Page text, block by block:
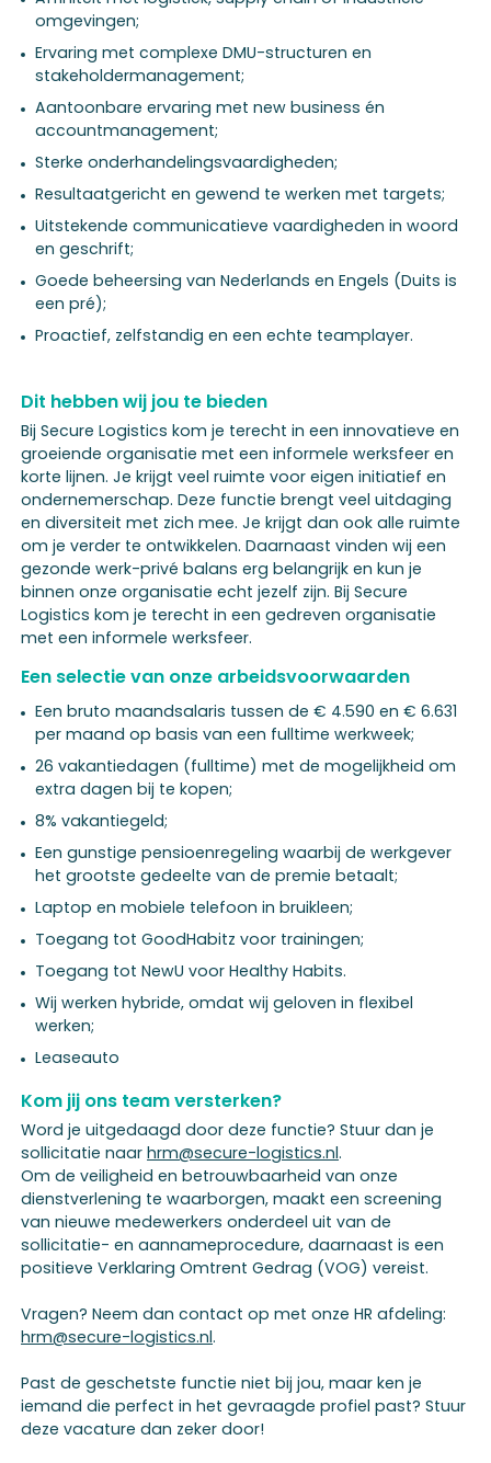
omgevingen;
Ervaring met complexe DMU-structuren en
stakeholdermanagement;
Aantoonbare ervaring met new business én
accountmanagement;
Sterke onderhandelingsvaardigheden;
Resultaatgericht en gewend te werken met targets;
Uitstekende communicatieve vaardigheden in woord
en geschrift;
Goede beheersing van Nederlands en Engels (Duits is
een pré);
Proactief, zelfstandig en een echte teamplayer.
Dit hebben wij jou te bieden
Bij Secure Logistics kom je terecht in een innovatieve en
groeiende organisatie met een informele werksfeer en
korte lijnen. Je krijgt veel ruimte voor eigen initiatief en
ondernemerschap. Deze functie brengt veel uitdaging
en diversiteit met zich mee. Je krijgt dan ook alle ruimte
om je verder te ontwikkelen. Daarnaast vinden wij een
gezonde werk-privé balans erg belangrijk en kun je
binnen onze organisatie echt jezelf zijn. Bij Secure
Logistics kom je terecht in een gedreven organisatie
met een informele werksfeer.
Een selectie van onze arbeidsvoorwaarden
Een bruto maandsalaris tussen de € 4.590 en € 6.631
per maand op basis van een fulltime werkweek;
26 vakantiedagen (fulltime) met de mogelijkheid om
extra dagen bij te kopen;
8% vakantiegeld;
Een gunstige pensioenregeling waarbij de werkgever
het grootste gedeelte van de premie betaalt;
Laptop en mobiele telefoon in bruikleen;
Toegang tot GoodHabitz voor trainingen;
Toegang tot NewU voor Healthy Habits.
Wij werken hybride, omdat wij geloven in flexibel
werken;
Leaseauto
Kom jij ons team versterken?
Word je uitgedaagd door deze functie? Stuur dan je
sollicitatie naarhrm@secure-logistics.nl.
Om de veiligheid en betrouwbaarheid van onze
dienstverlening te waarborgen, maakt een screening
van nieuwe medewerkers onderdeel uit van de
sollicitatie- en aannameprocedure, daarnaast is een
positieve Verklaring Omtrent Gedrag (VOG) vereist.
Vragen? Neem dan contact op met onze HR afdeling:
hrm@secure-logistics.nl.
Past de geschetste functie niet bij jou, maar ken je
iemand die perfect in het gevraagde profiel past? Stuur
deze vacature dan zeker door!